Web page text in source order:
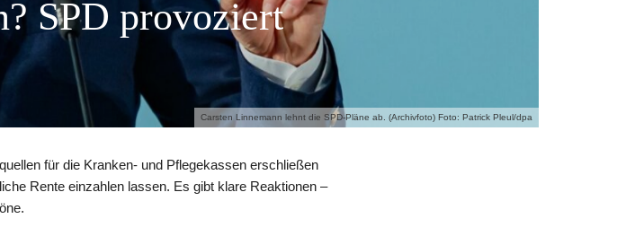
Carsten Linnemann lehnt die SPD-Pläne ab. (Archivfoto) Foto: Patrick Pleul/dpa
SPD provoziert
für die Kranken- und Pflegekassen erschließen
Rente einzahlen lassen. Es gibt klare Reaktionen –